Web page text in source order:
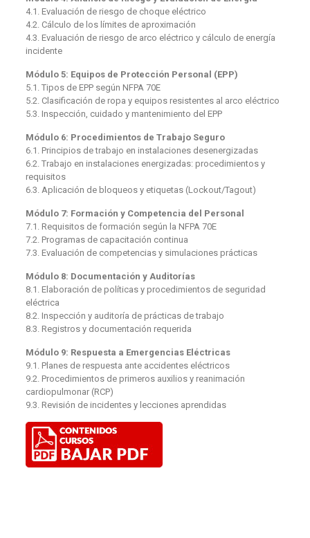
4.1. Evaluación de riesgo de choque eléctrico
4.2. Cálculo de los límites de aproximación
4.3. Evaluación de riesgo de arco eléctrico y cálculo de energía
incidente
Módulo 5: Equipos de Protección Personal (EPP)
5.1. Tipos de EPP según NFPA 70E
5.2. Clasificación de ropa y equipos resistentes al arco eléctrico
5.3. Inspección, cuidado y mantenimiento del EPP
Módulo 6: Procedimientos de Trabajo Seguro
6.1. Principios de trabajo en instalaciones desenergizadas
6.2. Trabajo en instalaciones energizadas: procedimientos y
requisitos
6.3. Aplicación de bloqueos y etiquetas (Lockout/Tagout)
Módulo 7: Formación y Competencia del Personal
7.1. Requisitos de formación según la NFPA 70E
7.2. Programas de capacitación continua
7.3. Evaluación de competencias y simulaciones prácticas
Módulo 8: Documentación y Auditorías
8.1. Elaboración de políticas y procedimientos de seguridad
eléctrica
8.2. Inspección y auditoría de prácticas de trabajo
8.3. Registros y documentación requerida
Módulo 9: Respuesta a Emergencias Eléctricas
9.1. Planes de respuesta ante accidentes eléctricos
9.2. Procedimientos de primeros auxilios y reanimación
cardiopulmonar (RCP)
9.3. Revisión de incidentes y lecciones aprendidas